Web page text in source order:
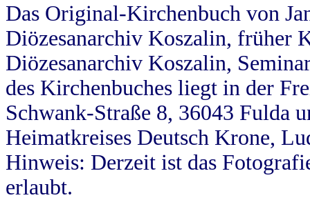
Das Original-Kirchenbuch von
Diözesanarchiv Koszalin, früher
Diözesanarchiv Koszalin,
des Kirchenbuches liegt in der
Schwank-Straße 8, 36043 Fulda
Heimatkreises Deutsch Krone,
Hinweis: Derzeit ist das
erlaubt.